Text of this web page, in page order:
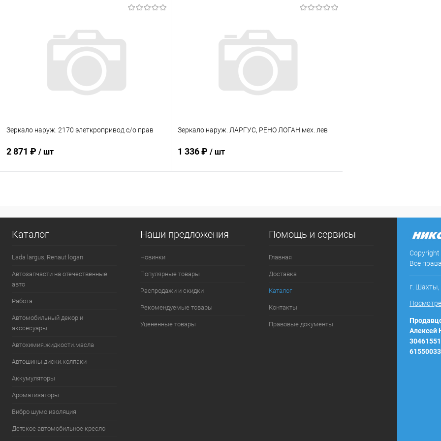
Купить в 1 клик Сравнение
В наличии
Купить в 1 клик Сравнение
В наличии
Зеркало наруж. 2170 элеткропривод с/о прав
2 871 ₽ / шт
Купить в 1 клик Сравнение
В избранное
Зеркало наруж. ЛАРГУС, РЕНО ЛОГАН мех. лев
1 336 ₽ / шт
Купить в 1 клик Сравнение
В избранное В наличии
Каталог
Lada largus, Renaut logan
Автозапчасти на отечественные
авто
Работа
Автомобильный декор и
акссесуары
Автохимия.жидкости.масла
Автошины.диски.колпаки
Аккумуляторы
Ароматизаторы
Вибро шумо изоляция
Детское автомобильное кресло
Наши предложения
Новинки
Популярные товары
Распродажи и скидки
Рекомендуемые товары
Уцененные товары
Помощь и сервисы
Главная
Доставка
Каталог
Контакты
Правовые документы
Все
г. Шахты,
Алексей